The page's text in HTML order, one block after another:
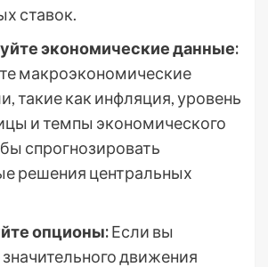
ставок.
экономические данные:
макроэкономические
такие как инфляция, уровень
и темпы экономического
спрогнозировать
решения центральных
опционы:Если вы
движения